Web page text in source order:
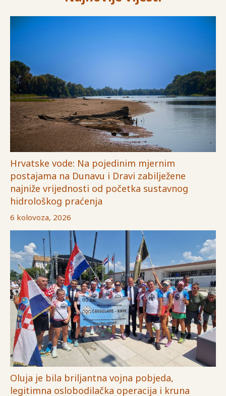
Hrvatske vode: Na pojedinim mjernim
postajama na Dunavu i Dravi zabilježene
najniže vrijednosti od početka sustavnog
hidrološkog praćenja
6 kolovoza, 2026
Oluja je bila briljantna vojna pobjeda,
legitimna oslobodilačka operacija i kruna